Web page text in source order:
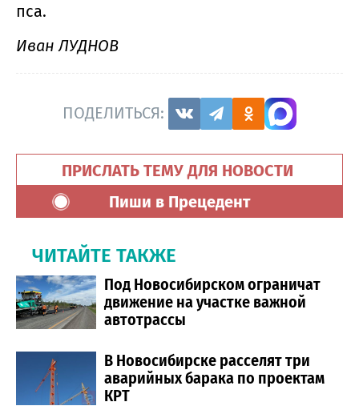
пса.
Иван ЛУДНОВ
ПОДЕЛИТЬСЯ:
ПРИСЛАТЬ ТЕМУ ДЛЯ НОВОСТИ
Пиши в Прецедент
ЧИТАЙТЕ ТАКЖЕ
Под Новосибирском ограничат
движение на участке важной
автотрассы
В Новосибирске расселят три
аварийных барака по проектам
КРТ